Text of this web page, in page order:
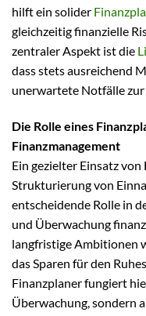
hilft ein solider
gleichzeitig finanzielle
zentraler Aspekt ist die
dass stets ausreichend
unerwartete Notfälle
Die Rolle eines
Finanzmanagement
Ein gezielter Einsatz
Strukturierung von
entscheidende Rolle in
und Überwachung
langfristige Ambitionen
das Sparen für den
Finanzplaner fungiert
Überwachung, sondern